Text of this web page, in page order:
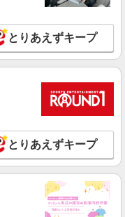
詳細を見る
アルバイト・パート】
。 ※アルバイト賞与（寸
年数により金額UP。
大田区西六郷4丁目34－
詳細を見る
とりあえずキープ
とりあえずキープ